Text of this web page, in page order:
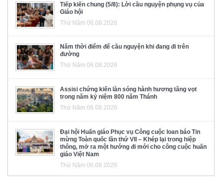
Tiếp kiến chung (5/8): Lời cầu nguyện phụng vụ của
Giáo hội
Thứ Năm 06.08.2026
Năm thời điểm để cầu nguyện khi đang đi trên
đường
Thứ Năm 06.08.2026
Assisi chứng kiến làn sóng hành hương tăng vọt
trong năm kỷ niệm 800 năm Thánh
Thứ Năm 06.08.2026
Đại hội Huấn giáo Phục vụ Công cuộc loan báo Tin
mừng Toàn quốc lần thứ VII – Khép lại trong hiệp
thông, mở ra một hướng đi mới cho công cuộc huấn
giáo Việt Nam
Thứ Năm 06.08.2026